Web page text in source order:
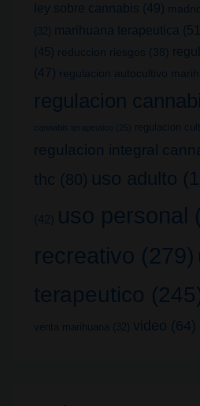
ley sobre cannabis (49) madrid
(32)
marihuana terapeutica
(45) reduccion riesgos (38)
(47) regulacion autocultivo
regulacion
cannabis terapeutico (25) regulacion
regulacion integral
thc (80) uso adulto
(42) uso personal
recreativo (279)
terapeutico
venta marihuana (32) video (64)